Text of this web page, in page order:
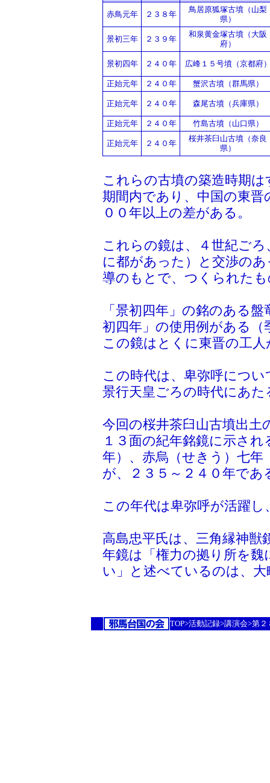
赤鳥元年 ２３８年
鳥居原狐塚古墳（山梨
県）
景初三年 ２３９年
和泉黄金塚古墳（大阪
府）
景初四年 ２４０年 広峰１５号墳（京都府
正始元年 ２４０年 蟹沢古墳（群馬県）
正始元年 ２４０年 森尾古墳（兵庫県）
正始元年 ２４０年 竹島古墳（山口県）
正始元年 ２４０年
桜井茶臼山古墳（奈良
県）
これらの古墳の築造時期
期間内であり、中国の東
００年以上の差がある。
これらの鏡は、４世紀ご
に都があった）と交渉の
導のもとで、つくられた
「景初四年」の銘のある
初四年」の使用例がある（
この鏡はとくに東晋の工
この時代は、卑弥呼につ
景行天皇ごろの時代にあ
今回の桜井茶臼山古墳出土
１３面の紀年銘鏡に示さ
年）、赤烏（せきう）七年
が、２３５～２４０年であ
この年代は卑弥呼が活躍
高島忠平氏は、三角縁神
年鏡は「権力の拠り所を
い」と述べているのは、
TOP>活動記録>講演会>第２